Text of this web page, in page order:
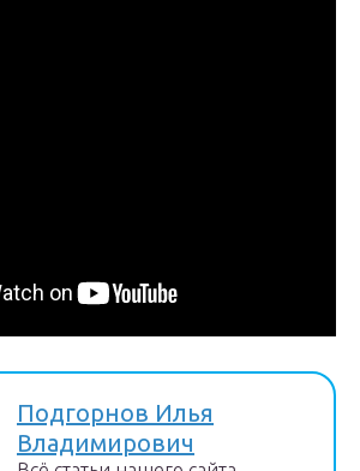
Подгорнов Илья
Владимирович